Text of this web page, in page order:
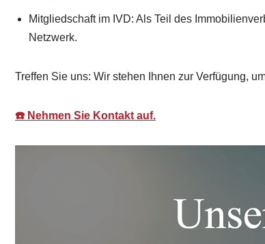
Mitgliedschaft im IVD: Als Teil des
Netzwerk.
Treffen Sie uns: Wir stehen Ihnen zur Verfügung,
☎️ Nehmen Sie Kontakt auf.